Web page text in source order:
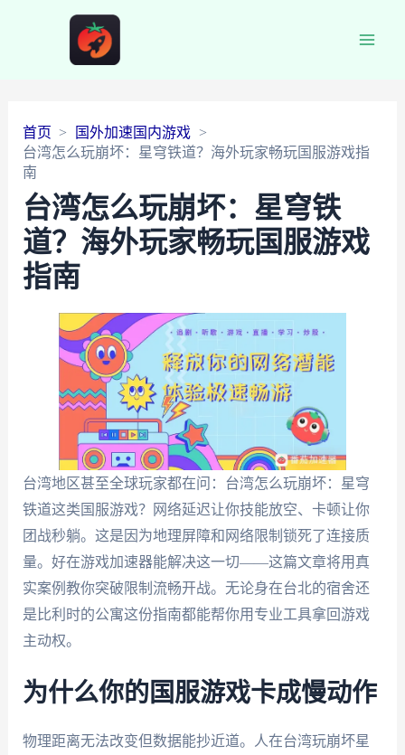
首页
国外加速国内游戏
台湾怎么玩崩坏：星穹铁道？海外玩家畅玩国服游戏指
南
台湾怎么玩崩坏：星穹铁
道？海外玩家畅玩国服游戏
指南
台湾地区甚至全球玩家都在问：台湾怎么玩崩坏：星穹
铁道这类国服游戏？网络延迟让你技能放空、卡顿让你
团战秒躺。这是因为地理屏障和网络限制锁死了连接质
量。好在游戏加速器能解决这一切——这篇文章将用真
实案例教你突破限制流畅开战。无论身在台北的宿舍还
是比利时的公寓这份指南都能帮你用专业工具拿回游戏
主动权。
为什么你的国服游戏卡成慢动作
物理距离无法改变但数据能抄近道。人在台湾玩崩坏星